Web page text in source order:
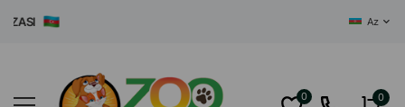
Az
0 0